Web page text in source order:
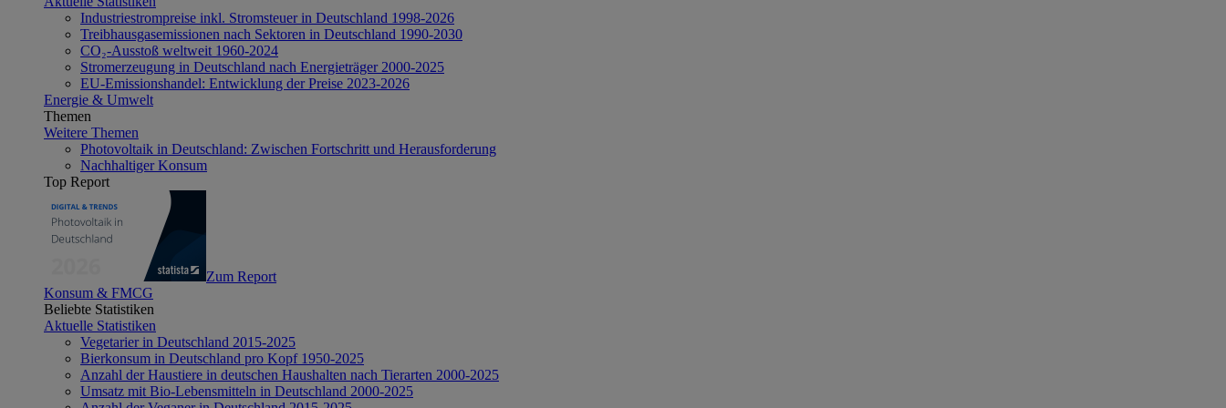
Industriestrompreise inkl. Stromsteuer in Deutschland 1998-2026
Treibhausgasemissionen nach Sektoren in Deutschland 1990-2030
CO₂-Ausstoß weltweit 1960-2024
Stromerzeugung in Deutschland nach Energieträger 2000-2025
EU-Emissionshandel: Entwicklung der Preise 2023-2026
Energie & Umwelt
Themen
Weitere Themen
Photovoltaik in Deutschland: Zwischen Fortschritt und Herausforderung
Nachhaltiger Konsum
Top Report
Zum Report
Konsum & FMCG
Beliebte Statistiken
Aktuelle Statistiken
Vegetarier in Deutschland 2015-2025
Bierkonsum in Deutschland pro Kopf 1950-2025
Anzahl der Haustiere in deutschen Haushalten nach Tierarten 2000-2025
Umsatz mit Bio-Lebensmitteln in Deutschland 2000-2025